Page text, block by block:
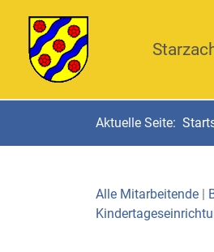
Aktuelle Seite:
Alle Mitarbeitende |